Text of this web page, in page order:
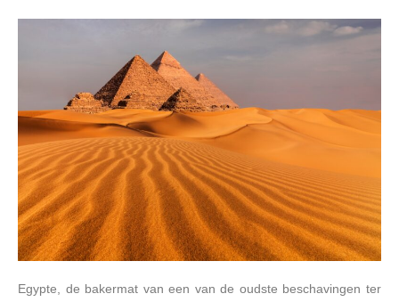
Egypte, de bakermat van een van de oudste beschavingen ter